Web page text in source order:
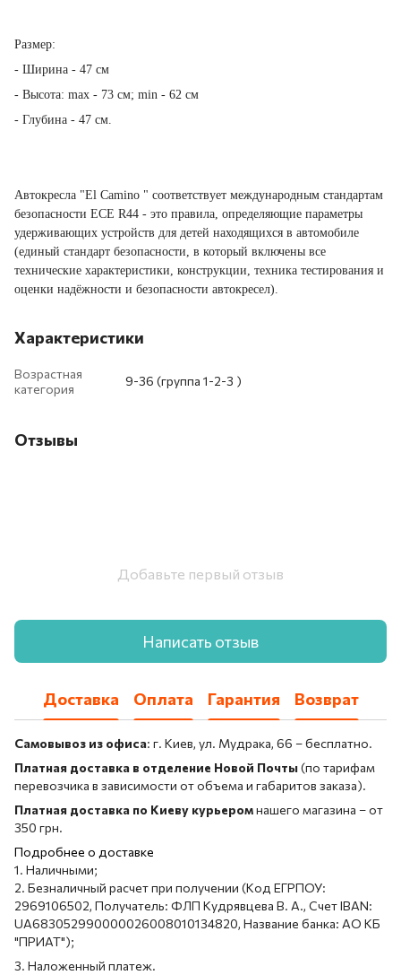
Размер:
- Ширина - 47 см
- Высота: max - 73 см; min - 62 см
- Глубина - 47 см.
Автокресла "El Camino " соответствует международным стандартам
безопасности ЕСЕ R44 - это правила, определяющие параметры
удерживающих устройств для детей находящихся в автомобиле
(единый стандарт безопасности, в который включены все
технические характеристики, конструкции, техника тестирования и
оценки надёжности и безопасности автокресел).
Характеристики
Возрастная
категория
9-36 (группа 1-2-3 )
Отзывы
Добавьте первый отзыв
Написать отзыв
Доставка Оплата Гарантия Возврат
Самовывоз из офиса: г. Киев, ул. Мудрака, 66 – бесплатно.
Платная доставка в отделение Новой Почты(по тарифам
перевозчика в зависимости от объема и габаритов заказа).
Платная доставка по Киеву курьеромнашего магазина – от
350 грн.
Подробнее о доставке
1. Наличными;
2. Безналичный расчет при получении (Код ЕГРПОУ:
2969106502, Получатель: ФЛП Кудрявцева В. А., Счет IBAN:
UA683052990000026008010134820, Название банка: АО КБ
"ПРИАТ");
3. Наложенный платеж.